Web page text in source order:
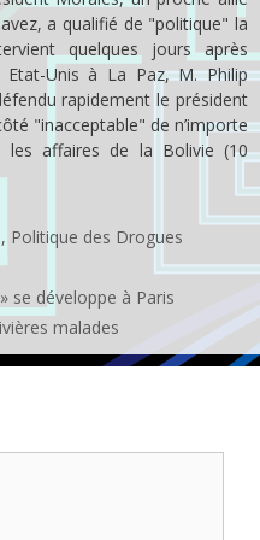
a qualifié de "politique" la
quelques jours après
Etat-Unis à La Paz, M. Philip
rapidement le président
"inacceptable" de n’importe
les affaires de la Bolivie (10
, Politique des Drogues
se développe à Paris
malades